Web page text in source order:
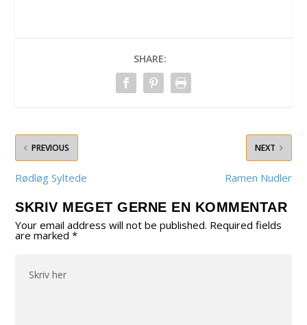
SHARE:
PREVIOUS
Rødløg Syltede
NEXT
Ramen Nudler
SKRIV MEGET GERNE EN KOMMENTAR
Your email address will not be published. Required fields
are marked*